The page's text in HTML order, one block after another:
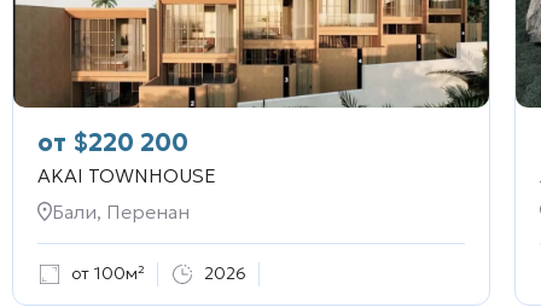
от $220 200
AKAI TOWNHOUSE
Бали, Перенан
от 100м² 2026